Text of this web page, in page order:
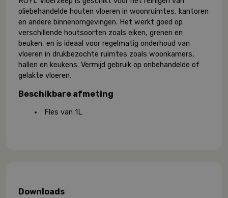
oliebehandelde houten vloeren in woonruimtes, kantoren
en andere binnenomgevingen. Het werkt goed op
verschillende houtsoorten zoals eiken, grenen en
beuken, en is ideaal voor regelmatig onderhoud van
vloeren in drukbezochte ruimtes zoals woonkamers,
hallen en keukens. Vermijd gebruik op onbehandelde of
gelakte vloeren.
Beschikbare afmeting
Fles van 1L
Downloads